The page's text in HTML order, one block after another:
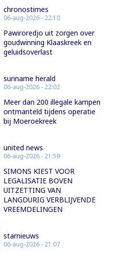
chronostimes
06-aug-2026 - 22:10
Pawiroredjo uit zorgen over
goudwinning Klaaskreek en
geluidsoverlast
suriname herald
06-aug-2026 - 22:02
Meer dan 200 illegale kampen
ontmanteld tijdens operatie
bij Moeroekreek
united news
06-aug-2026 - 21:59
SIMONS KIEST VOOR
LEGALISATIE BOVEN
UITZETTING VAN
LANGDURIG VERBLIJVENDE
VREEMDELINGEN
starnieuws
06-aug-2026 - 21:07